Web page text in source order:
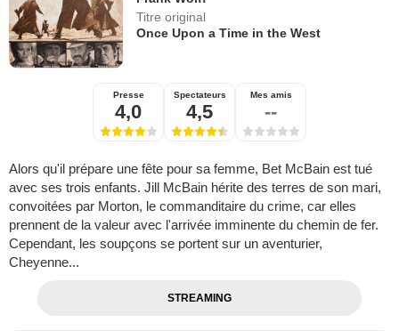
Titre original
Once Upon a Time in the West
Presse
4,0
Spectateurs
4,5
Mes amis
--
Alors qu'il prépare une fête pour sa femme, Bet McBain est tué
avec ses trois enfants. Jill McBain hérite des terres de son mari,
convoitées par Morton, le commanditaire du crime, car elles
prennent de la valeur avec l'arrivée imminente du chemin de fer.
Cependant, les soupçons se portent sur un aventurier,
Cheyenne...
STREAMING